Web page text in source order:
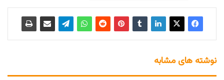
نوشته های مشابه